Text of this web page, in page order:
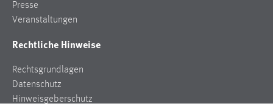
Presse
Veranstaltungen
Rechtliche Hinweise
Rechtsgrundlagen
Datenschutz
Hinweisgeberschutz